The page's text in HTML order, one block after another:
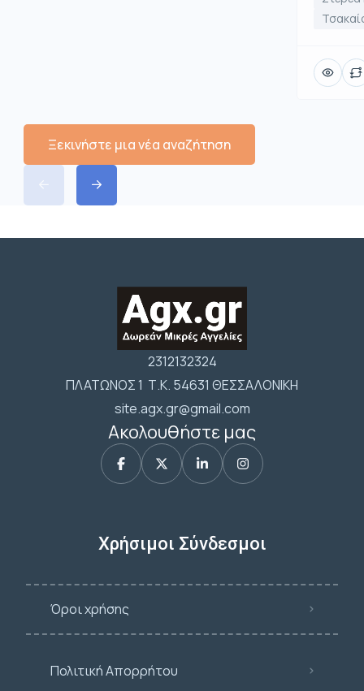
Ξεκινήστε μια νέα αναζήτηση
2312132324
ΠΛΑΤΩΝΟΣ 1 Τ.Κ. 54631 ΘΕΣΣΑΛΟΝΙΚΗ
site.agx.gr@gmail.com
Ακολουθήστε μας
Χρήσιμοι Σύνδεσμοι
Όροι χρήσης
Πολιτική Απορρήτου